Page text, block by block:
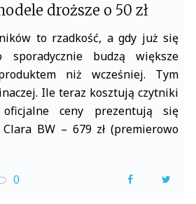
droższe o 50 zł
to rzadkość, a gdy już się
budzą większe
niż wcześniej. Tym
Ile teraz kosztują czytniki
oficjalne ceny prezentują się
Clara BW – 679 zł (premierowo
0
F